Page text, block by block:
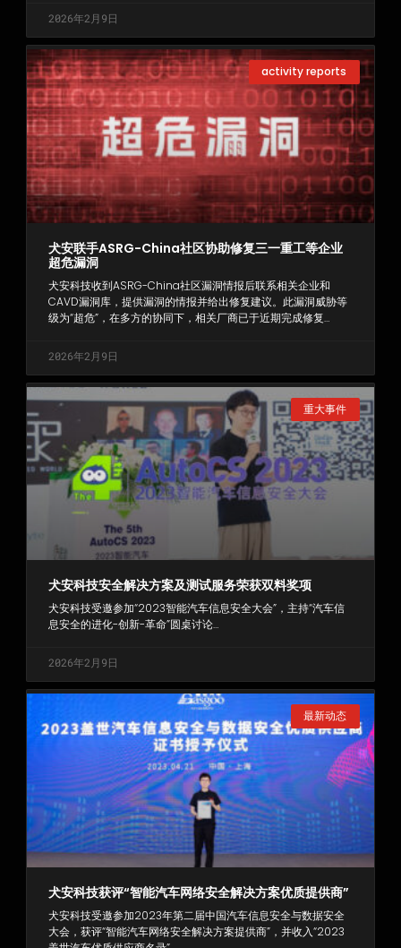
2026年2月9日
activity reports
犬安联手ASRG-China社区协助修复三一重工等企业
超危漏洞
犬安科技收到ASRG-China社区漏洞情报后联系相关企业和
CAVD漏洞库，提供漏洞的情报并给出修复建议。此漏洞威胁等
级为“超危”，在多方的协同下，相关厂商已于近期完成修复…
2026年2月9日
重大事件
犬安科技安全解决方案及测试服务荣获双料奖项
犬安科技受邀参加“2023智能汽车信息安全大会”，主持“汽车信
息安全的进化-创新-革命”圆桌讨论…
2026年2月9日
最新动态
犬安科技获评“智能汽车网络安全解决方案优质提供商”
犬安科技受邀参加2023年第二届中国汽车信息安全与数据安全
大会，获评“智能汽车网络安全解决方案提供商”，并收入“2023